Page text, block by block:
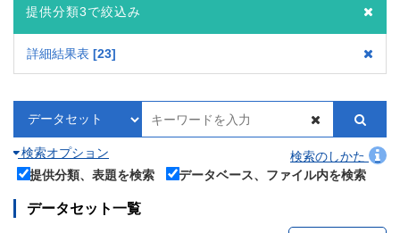
提供分類3で絞込み
詳細結果表 23
検索オプション
検索のしかた
提供分類、表題を検索
データベース、ファイル内を検索
データセット一覧